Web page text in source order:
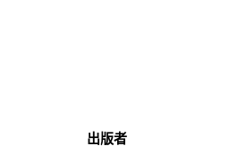
出版者